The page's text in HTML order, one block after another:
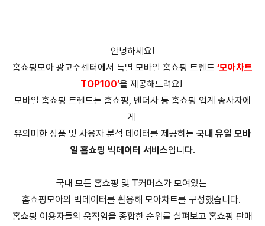
안녕하세요!
홈쇼핑모아 광고주센터에서 특별 모바일 홈쇼핑 트렌드 ‘모아차트
TOP100’을 제공해드려요!
모바일 홈쇼핑 트렌드는 홈쇼핑, 벤더사 등 홈쇼핑 업계 종사자에
게
유의미한 상품 및 사용자 분석 데이터를 제공하는 국내 유일 모바
일 홈쇼핑 빅데이터 서비스입니다.
국내 모든 홈쇼핑 및 T커머스가 모여있는
홈쇼핑모아의 빅데이터를 활용해 모아차트를 구성했습니다.
홈쇼핑 이용자들의 움직임을 종합한 순위를 살펴보고 홈쇼핑 판매